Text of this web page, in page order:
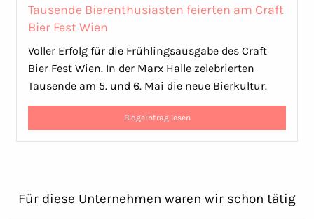
Tausende Bierenthusiasten feierten am Craft
Bier Fest Wien
Voller Erfolg für die Frühlingsausgabe des Craft
Bier Fest Wien. In der Marx Halle zelebrierten
Tausende am 5. und 6. Mai die neue Bierkultur.
Blogeintrag lesen
Für diese Unternehmen waren wir schon tätig